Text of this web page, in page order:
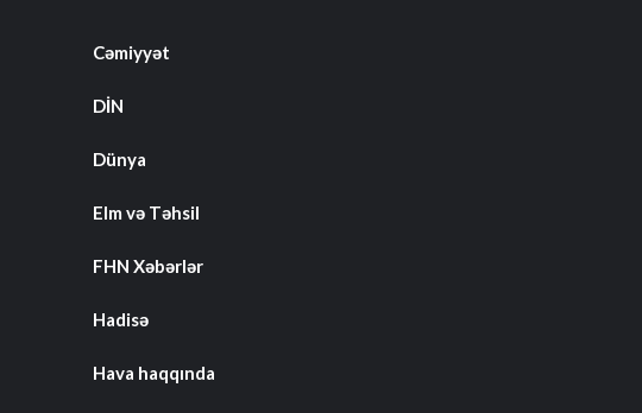
Cəmiyyət
DİN
Dünya
Elm və Təhsil
FHN Xəbərlər
Hadisə
Hava haqqında